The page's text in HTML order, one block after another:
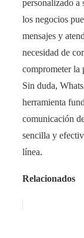
personalizado a
los negocios
mensajes y
necesidad de
comprometer la
Sin duda,
herramienta
comunicación
sencilla y
línea.
Relacionados